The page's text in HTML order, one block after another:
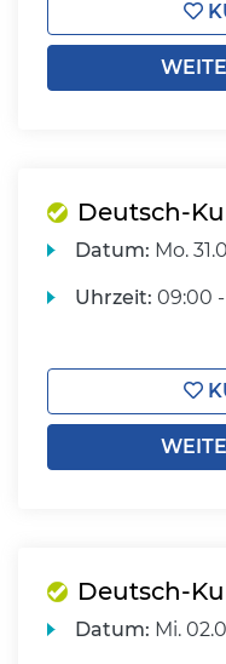
Deutsch-
Datum: Mo.
Uhrzeit: 09:00 -
Deutsch-
Datum: Mi.